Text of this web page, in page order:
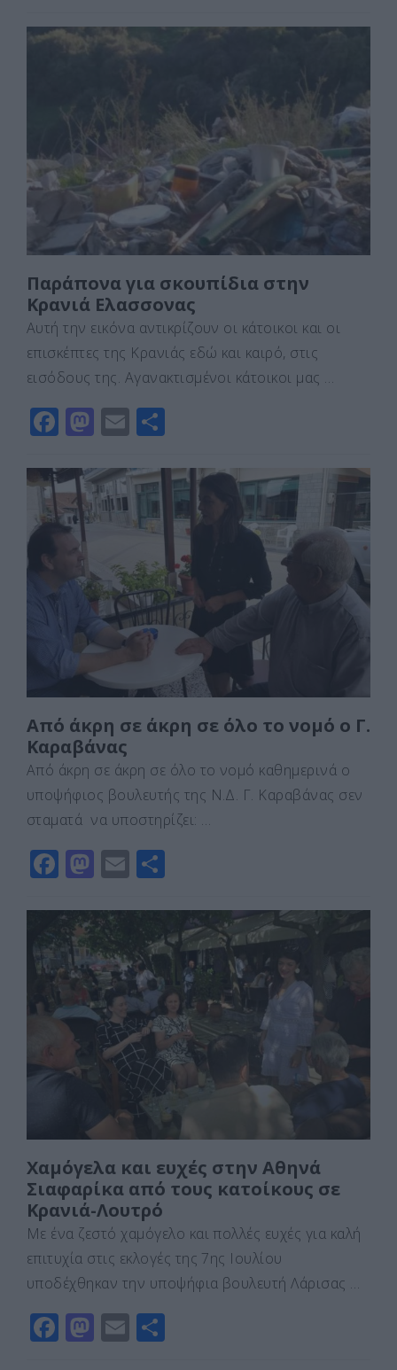
c
e
o
o
k
st
o
n
ai
l
ρ
τε
ίτ
ε
Παράπονα για σκουπίδια στην
Κρανιά Ελασσονας
Αυτή την εικόνα αντικρίζουν οι κάτοικοι και οι
επισκέπτες της Κρανιάς εδώ και καιρό, στις
εισόδους της. Αγανακτισμένοι κάτοικοι μας …
F
c
e
b
o
k
M
st
o
o
n
E
ai ρ
α
τε
ίτ
ε
Από άκρη σε άκρη σε όλο το νομό ο Γ.
Καραβάνας
Από άκρη σε άκρη σε όλο το νομό καθημερινά ο
υποψήφιος βουλευτής της Ν.Δ. Γ. Καραβάνας σεν
σταματά να υποστηρίζει: …
F
c
e
b
o
o
k
M
st
o
d
o
n
E
ai
l
ρ
α
σ
τε
ίτ
ε
Χαμόγελα και ευχές στην Αθηνά
Σιαφαρίκα από τους κατοίκους σε
Κρανιά-Λουτρό
Με ένα ζεστό χαμόγελο και πολλές ευχές για καλή
επιτυχία στις εκλογές της 7ης Ιουλίου
υποδέχθηκαν την υποψήφια βουλευτή Λάρισας …
F M E